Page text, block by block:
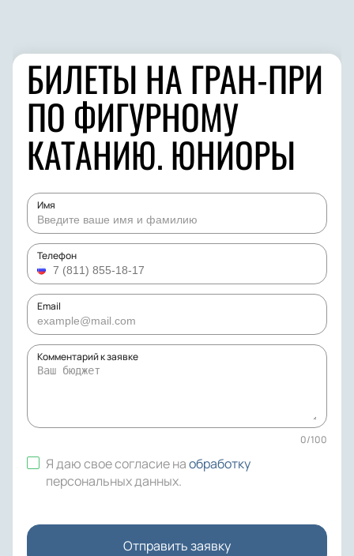
БИЛЕТЫ НА ГРАН-ПРИ
ПО ФИГУРНОМУ
КАТАНИЮ. ЮНИОРЫ
Имя
Телефон
Email
Комментарий к заявке
0/100
Я даю свое согласие наобработку
персональных данных.
Отправить заявку